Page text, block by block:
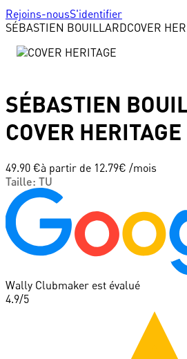
Rejoins-nousS'identifier
SÉBASTIEN BOUILLARDCOVER
SÉBASTIEN
COVER HERITAGE
49.90 €à partir de 12.79€ /mois
Taille: TU
Wally Clubmaker est évalué
4.9/5